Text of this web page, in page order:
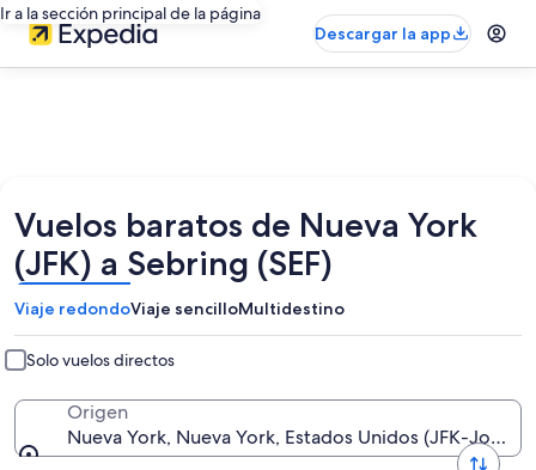
Ir a la sección principal de la página
Descargar la app
Vuelos baratos de Nueva York
(JFK) a Sebring (SEF)
Viaje redondoViaje sencilloMultidestino
Solo vuelos directos
Origen
Nueva York, Nueva York, Estados Unidos (JFK-John